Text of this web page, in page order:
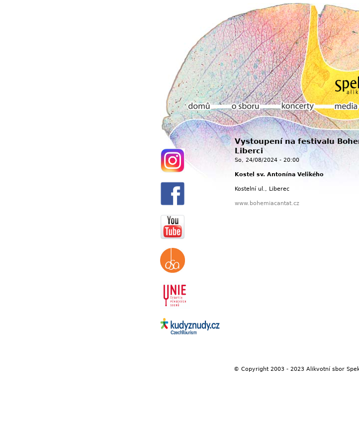
Vystoupení na festivalu
Liberci
So, 24/08/2024 - 20:00
Kostel sv. Antonína Velikého
Kostelní ul., Liberec
www.bohemiacantat.cz
Hlavní menu
Domů O sboru Koncerty Media
© Copyright 2003 - 2023 Alikvotní sbor